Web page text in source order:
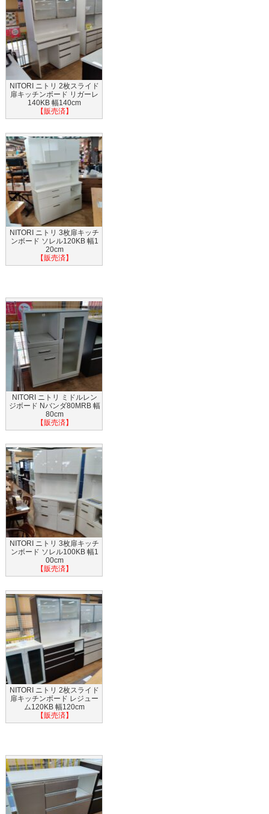
NITORI ニトリ 2枚スライド
扉キッチンボード リガーレ
140KB 幅140cm
【販売済】
NITORI ニトリ 3枚扉キッチ
ンボード ソレル120KB 幅1
20cm
【販売済】
NITORI ニトリ ミドルレン
ジボード Nバンダ80MRB 幅
80cm
【販売済】
NITORI ニトリ 3枚扉キッチ
ンボード ソレル100KB 幅1
00cm
【販売済】
NITORI ニトリ 2枚スライド
扉キッチンボード レジュー
ム120KB 幅120cm
【販売済】